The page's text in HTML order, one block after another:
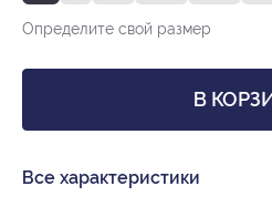
Определите свой размер
В
Все характеристики